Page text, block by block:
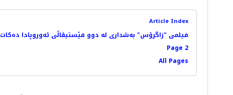
Article Index
فیلمی "زاگرۆس" بەشداری لە دوو فێستیڤاڵی ئەوروپادا دەکات
Page 2
All Pages